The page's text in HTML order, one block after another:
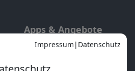
Apps & Angebote
Mobile App